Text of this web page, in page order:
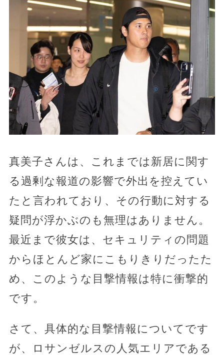
真美子さんは、これまでは新居に関す
る過剰な報道の影響で外出を控えてい
たと言われており、その行動に対する
疑問が浮かぶのも無理はありません。
最近まで彼女は、セキュリティの問題
からほとんど家にこもりきりだったた
め、このような目撃情報は特に衝撃的
です。
さて、具体的な目撃情報についてです
が、ロサンゼルスの人気エリアである